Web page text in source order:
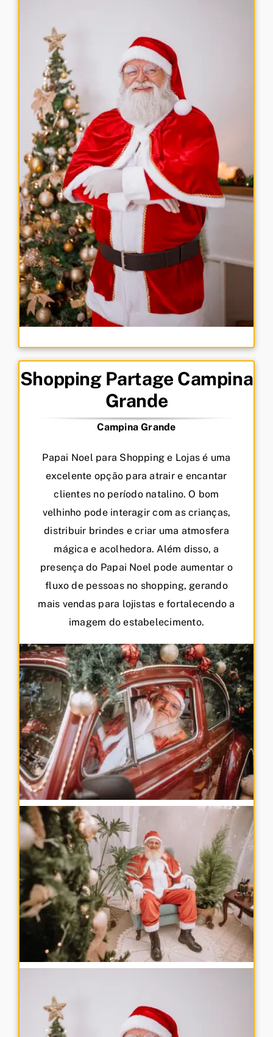
Shopping Partage Campina
Grande
Campina Grande
Papai Noel para Shopping e Lojas é uma
excelente opção para atrair e encantar
clientes no período natalino. O bom
velhinho pode interagir com as crianças,
distribuir brindes e criar uma atmosfera
mágica e acolhedora. Além disso, a
presença do Papai Noel pode aumentar o
fluxo de pessoas no shopping, gerando
mais vendas para lojistas e fortalecendo a
imagem do estabelecimento.